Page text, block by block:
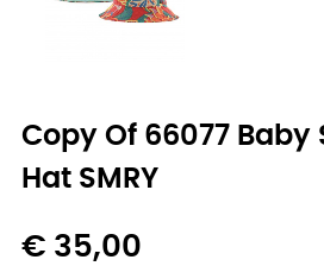
Copy Of 66077 Baby
Hat SMRY
€ 35,00